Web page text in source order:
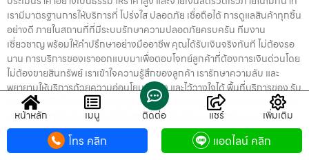
เรามีมาตรฐานการให้บริการที่ โปร่งใส ปลอดภัย เชื่อถือได้ การดูแลสินค้าทุกชิ้น
อย่างดี ภายในสถานที่ที่มีระบบรักษาความปลอดภัยครบครัน ทีมงาน
เชี่ยวชาญ พร้อมให้คำปรึกษาอย่างมืออาชีพ คุณได้รับเงินจริงทันที ไม่ต้องรอ
นาน การบริการของเราออกแบบมาเพื่อตอบโจทย์ลูกค้าที่ต้องการเงินด่วนโดย
ไม่ต้องขายสินทรัพย์ เราเข้าใจความรู้สึกของลูกค้า เรารักษาความลับ และ
พยายามให้บริการด้วยความอ่อนโยน สุจริต และไว้วางใจได้ พื้นที่บริการของ รับ
จำนำพลัส เพื่อให้ครอบคลุมกลุ่มลูกค้าในหลายเขตกรุงเทพฯ เรามีจุดบริการใน
หลายพื้นที่สำคัญดังนี้: เขต ลาดพร้าว เขต แจ้งวัฒนะ เขต สีลม เขต รัชดา เขต
บางแค เขต รามอินทรา เขต บางนา ไม่ว่าคุณอยู่ในซอย ลาดพร้าวโชคชัย4 ลาด
ปลาเค้า รัชดาซอย หรือใกล้แยกสีลม ช่องนนทรี บางนา เมกาบางนา บางแค
หน้าหลัก เมนู ติดต่อ แชร์ เพิ่มเติม
โทร คลิก แอดไลน์ คลิก